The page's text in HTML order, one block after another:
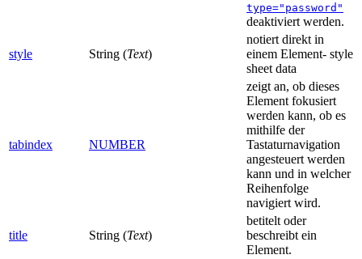
type="password"
deaktiviert werden.
style String (Text)
notiert direkt in
einem Element- style
sheet data
tabindex NUMBER
zeigt an, ob dieses
Element fokusiert
werden kann, ob es
mithilfe der
Tastaturnavigation
angesteuert werden
kann und in welcher
Reihenfolge
navigiert wird.
title String (Text)
betitelt oder
beschreibt ein
Element.